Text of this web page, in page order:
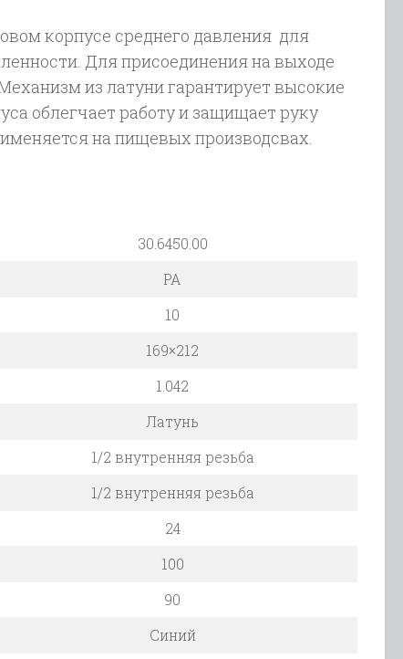
корпусе среднего давления для
Для присоединения на выходе
из латуни гарантирует высокие
облегчает работу и защищает руку
на пищевых производсвах.
30.6450.00
PA
10
169×212
1.042
Латунь
1/2 внутренняя резьба
1/2 внутренняя резьба
24
100
90
Синий